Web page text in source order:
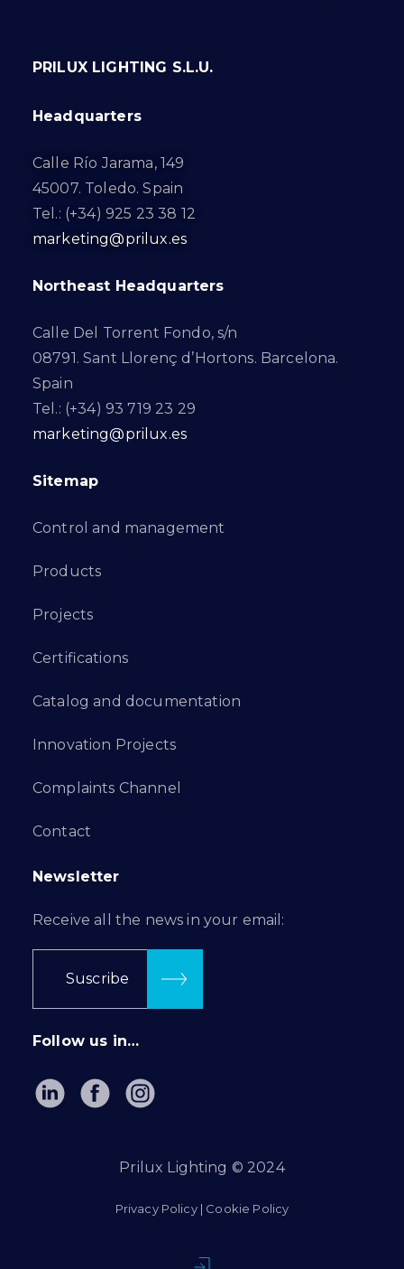
PRILUX LIGHTING S.L.U.
Headquarters
Calle Río Jarama, 149
45007. Toledo. Spain
Tel.: (+34) 925 23 38 12
marketing@prilux.es
Northeast Headquarters
Calle Del Torrent Fondo, s/n
08791. Sant Llorenç d’Hortons. Barcelona.
Spain
Tel.: (+34) 93 719 23 29
marketing@prilux.es
Sitemap
Control and management
Products
Projects
Certifications
Catalog and documentation
Innovation Projects
Complaints Channel
Contact
Newsletter
Receive all the news in your email:
Suscribe
Follow us in…
Prilux Lighting © 2024
Privacy Policy| Cookie Policy